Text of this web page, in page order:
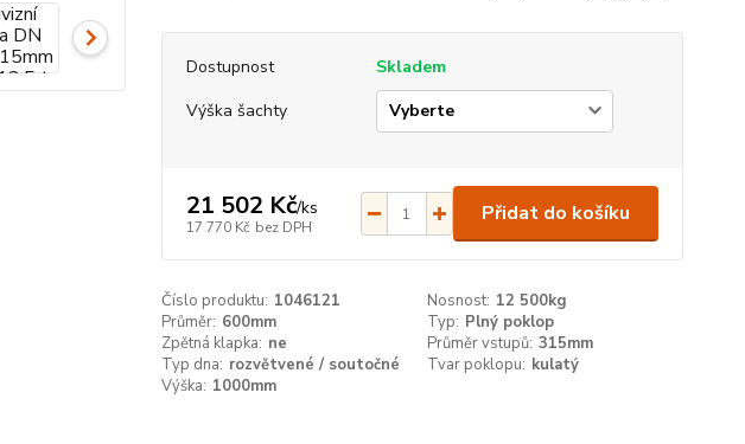
Dostupnost
Skladem
Výška šachty
21 502 Kč/ks
17 770 Kč bez DPH
Přidat do košíku
Číslo produktu: 1046121 Nosnost: 12 500kg
Průměr: 600mm Typ: Plný poklop
Zpětná klapka: ne Průměr vstupů: 315mm
Typ dna: rozvětvené / soutočné Tvar poklopu: kulatý
Výška: 1000mm